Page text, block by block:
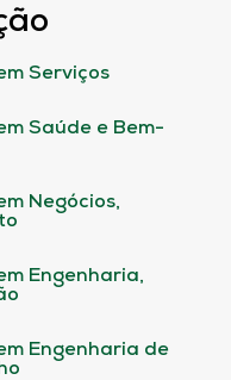
Serviços
Saúde e Bem-
Negócios,
Engenharia,
Engenharia de